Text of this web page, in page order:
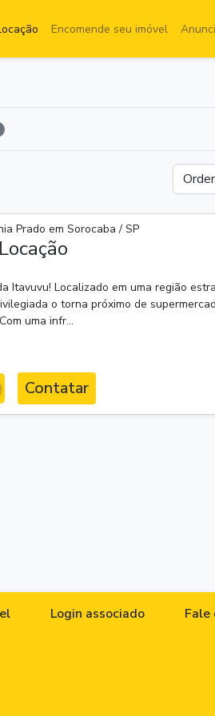
Encomende seu imóvel
Prado em Sorocaba / SP
Itavuvu! Localizado em uma região
o torna próximo de
uma infr...
Contatar
Login associado Fale